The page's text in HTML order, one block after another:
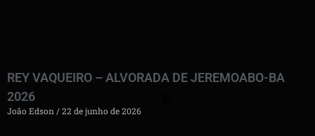
REY VAQUEIRO – ALVORADA DE JEREMOABO-BA
2026
João Edson 22 de junho de 2026